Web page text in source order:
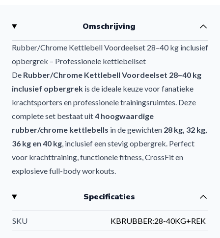
Omschrijving
Rubber/Chrome Kettlebell Voordeelset 28–40 kg inclusief
opbergrek – Professionele kettlebellset
De Rubber/Chrome Kettlebell Voordeelset 28–40 kg
inclusief opbergrek is de ideale keuze voor fanatieke
krachtsporters en professionele trainingsruimtes. Deze
complete set bestaat uit4 hoogwaardige
rubber/chrome kettlebells in de gewichten 28 kg, 32 kg,
36 kg en 40 kg, inclusief een stevig opbergrek. Perfect
voor krachttraining, functionele fitness, CrossFit en
explosieve full-body workouts.
voordeel!
Bestel nu de complete Rubber/Chrome Kettlebellset
inclusief stevig opbergrek en bespaar ruim €190,-.
Specificaties
SKU KBRUBBER:28-40KG+REK